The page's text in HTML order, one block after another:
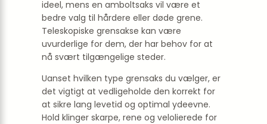
ideel, mens en amboltsaks vil være et
bedre valg til hårdere eller døde grene.
Teleskopiske grensakse kan være
uvurderlige for dem, der har behov for at
nå svært tilgængelige steder.
Uanset hvilken type grensaks du vælger, er
det vigtigt at vedligeholde den korrekt for
at sikre lang levetid og optimal ydeevne.
Hold klinger skarpe, rene og velolierede for